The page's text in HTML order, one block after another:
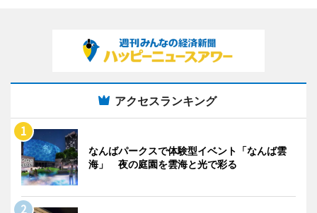
アクセスランキング
なんばパークスで体験型イベント「なんば雲
海」 夜の庭園を雲海と光で彩る